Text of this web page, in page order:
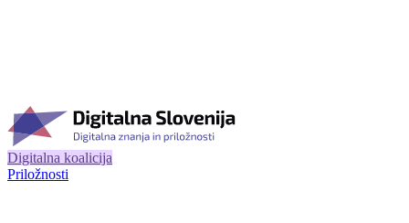
Digitalna koalicija
Priložnosti